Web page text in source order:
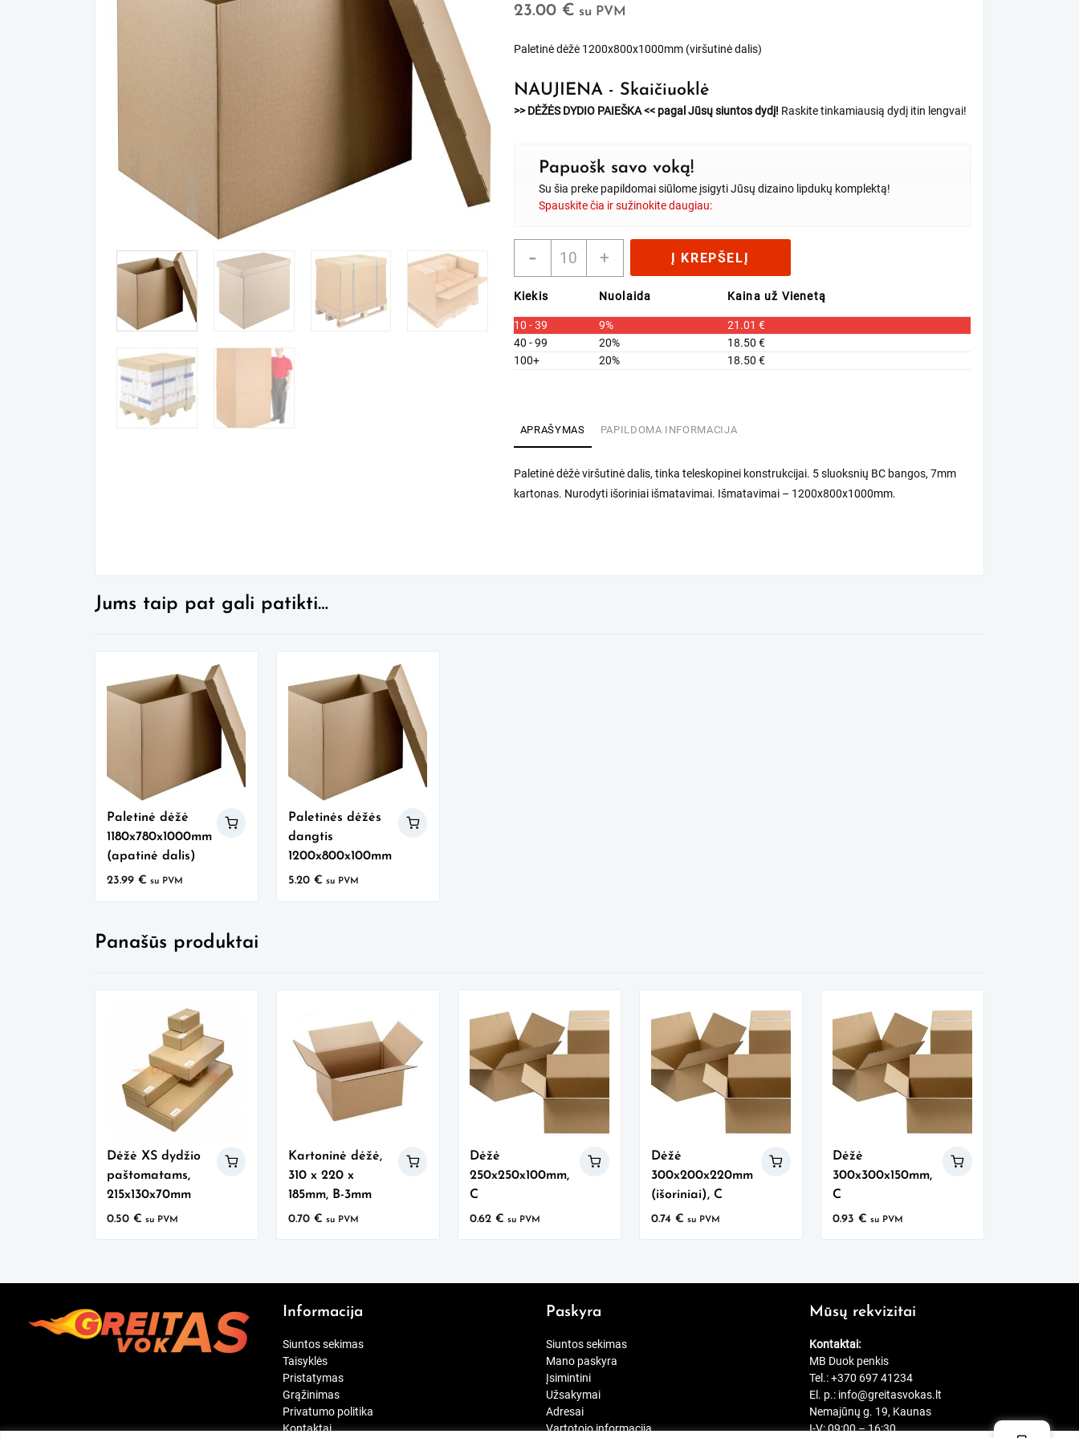
23.00 € su PVM
Paletinė dėžė 1200x800x1000mm (viršutinė dalis)
NAUJIENA - Skaičiuoklė
>> DĖŽĖS DYDIO PAIEŠKA <<pagal Jūsų siuntos dydį! Raskite tinkamiausią dydį itin lengvai!
Papuošk savo voką!
Su šia preke papildomai siūlome įsigyti Jūsų dizaino lipdukų komplektą!
Spauskite čia ir sužinokite daugiau:
-
kiekis:
Paletinė
1200x800x1000mm
(viršutinė
+ Į KREPŠELĮ
Kiekis Nuolaida Kaina už Vienetą
10 - 39 9% 21.01 €
40 - 99
20% 18.50 €
100+
20% 18.50 €
APRAŠYMAS PAPILDOMA INFORMACIJA
Paletinė dėžė viršutinė dalis, tinka teleskopinei konstrukcijai. 5 sluoksnių BC bangos, 7mm
kartonas. Nurodyti išoriniai išmatavimai. Išmatavimai – 1200x800x1000mm.
Jums taip pat gali patikti…
Paletinė dėžė
1180x780x1000mm
(apatinė dalis)
23.99€ su PVM
Paletinės dėžės
dangtis
1200x800x100mm
5.20€ su PVM
Panašūs produktai
Dėžė XS dydžio
paštomatams,
215x130x70mm
0.50€ su PVM
Kartoninė dėžė,
310 x 220 x
185mm, B-3mm
0.70€ su PVM
Dėžė
250x250x100mm,
C
0.62€ su PVM
Dėžė
300x200x220mm
(išoriniai), C
0.74€ su PVM
Dėžė
300x300x150mm,
C
0.93€ su PVM
Informacija
Siuntos sekimas
Taisyklės
Pristatymas
Grąžinimas
Privatumo politika
Kontaktai
Paskyra
Siuntos sekimas
Mano paskyra
Įsimintini
Užsakymai
Adresai
Vartotojo informacija
Mūsų rekvizitai
Kontaktai:
MB Duok penkis
Tel.:+370 697 41234
El. p.: info@greitasvokas.lt
Nemajūnų g. 19, Kaunas
I-V: 09:00 – 16:30